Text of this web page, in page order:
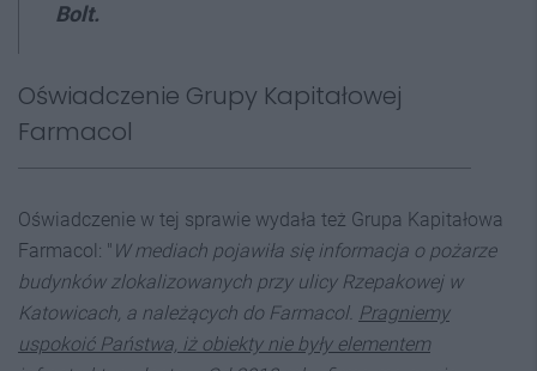
Bolt.
Oświadczenie Grupy Kapitałowej
Farmacol
Oświadczenie w tej sprawie wydała też Grupa Kapitałowa
Farmacol: " W mediach pojawiła się informacja o pożarze
budynków zlokalizowanych przy ulicy Rzepakowej w
Katowicach, a należących do Farmacol. Pragniemy
uspokoić Państwa, iż obiekty nie były elementem